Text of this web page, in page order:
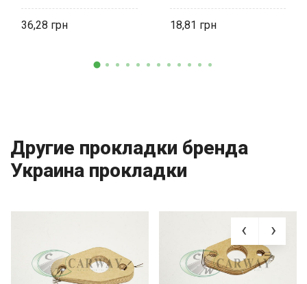
36,28 18,81
Другие прокладки бренда
Украина прокладки